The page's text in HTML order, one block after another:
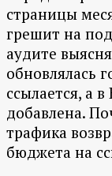
страницы
грешит на
аудите
обновлялась
ссылается, а
добавлена.
трафика
бюджета на